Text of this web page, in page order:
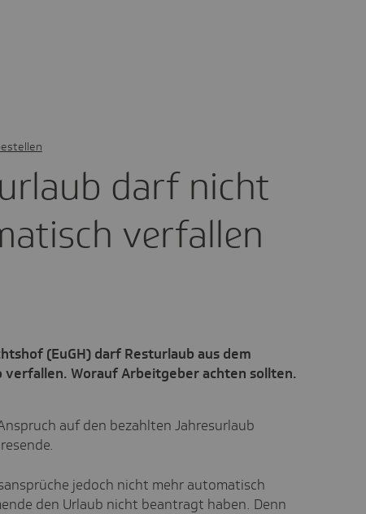
darf nicht
verfallen
(EuGH) darf Resturlaub aus dem
verfallen. Worauf Arbeitgeber achten sollten.
auf den bezahlten Jahresurlaub
jedoch nicht mehr automatisch
den Urlaub nicht beantragt haben. Denn